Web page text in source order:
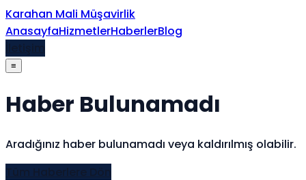
İçeriğe atla
Karahan Mali Müşavirlik
AnasayfaHizmetlerHaberlerBlog
≡
Haber Bulunamadı
Aradığınız haber bulunamadı veya kaldırılmış olabilir.